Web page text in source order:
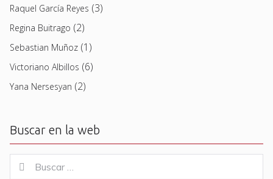
Raquel García Reyes (3)
Regina Buitrago (2)
Sebastian Muñoz (1)
Victoriano Albillos (6)
Yana Nersesyan (2)
Buscar en la web
for:
Buscar